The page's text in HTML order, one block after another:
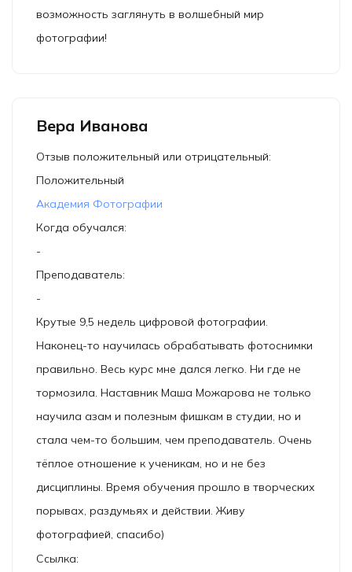
возможность заглянуть в волшебный мир
фотографии!
Вера Иванова
Отзыв положительный или отрицательный:
Положительный
Академия Фотографии
Когда обучался:
-
Преподаватель:
-
Крутые 9,5 недель цифровой фотографии.
Наконец-то научилась обрабатывать фотоснимки
правильно. Весь курс мне дался легко. Ни где не
тормозила. Наставник Маша Можарова не только
научила азам и полезным фишкам в студии, но и
стала чем-то большим, чем преподаватель. Очень
тёплое отношение к ученикам, но и не без
дисциплины. Время обучения прошло в творческих
порывах, раздумьях и действии. Живу
фотографией, спасибо)
Ссылка: